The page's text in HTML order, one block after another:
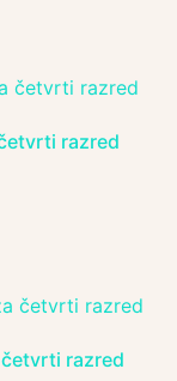
razred
razred